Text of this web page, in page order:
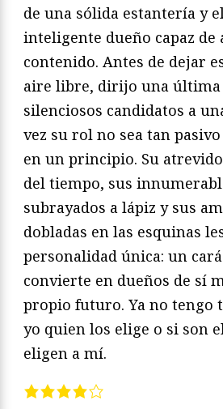
de una sólida estantería y
inteligente dueño capaz de
contenido. Antes de dejar
aire libre, dirijo una última
silenciosos candidatos a
vez su rol no sea tan
en un principio. Su
del tiempo, sus
subrayados a lápiz y sus
dobladas en las esquinas
personalidad única: un
convierte en dueños de sí
propio futuro. Ya no tengo
yo quien los elige o si son
eligen a mí.